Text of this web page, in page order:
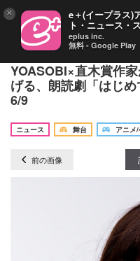
津田健次郎・浪川大
YOASOBI×直木賞作
げる、朗読劇「はじ
6/9
ニュース
舞台 アニメ
前の画像
× e＋(イープラス)
ト・ニュース・
eplus inc.
無料 - Google Play